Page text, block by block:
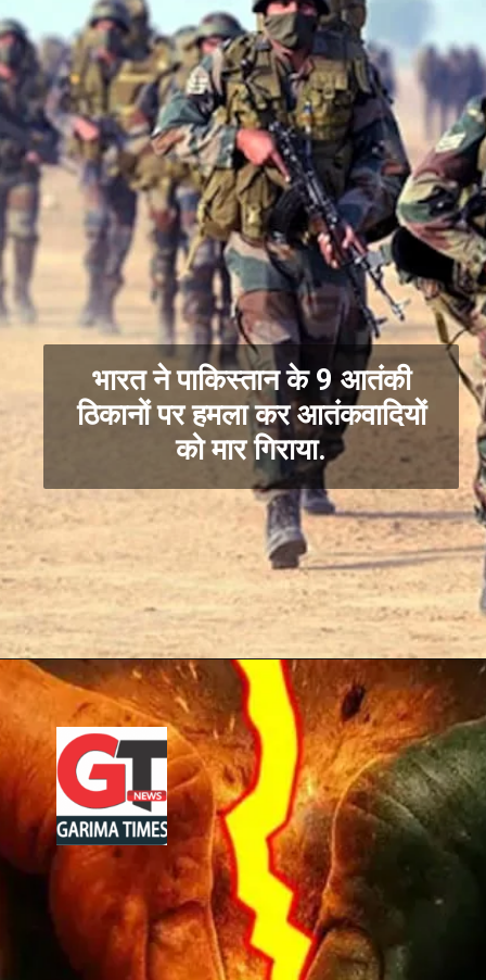
भारत ने पाकिस्तान के 9 आतंकी
ठिकानों पर हमला कर आतंकवादियों
को मार गिराया.